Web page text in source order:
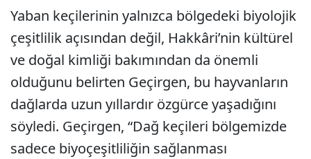
Yaban keçilerinin yalnızca bölgedeki biyolojik
çeşitlilik açısından değil, Hakkâri’nin kültürel
ve doğal kimliği bakımından da önemli
olduğunu belirten Geçirgen, bu hayvanların
dağlarda uzun yıllardır özgürce yaşadığını
söyledi. Geçirgen, “Dağ keçileri bölgemizde
sadece biyoçeşitliliğin sağlanması